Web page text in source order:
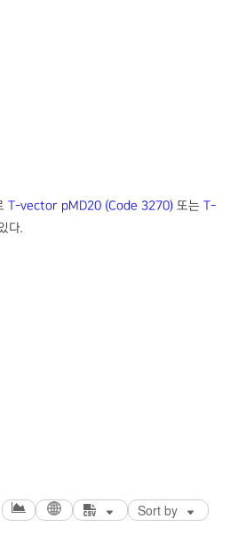
T-vector pMD20 (Code 3270) 또는 T-
다.